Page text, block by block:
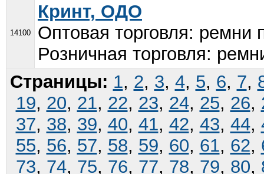
14100
Кринт, ОДО
Оптовая торговля:
Розничная торговля:
Страницы: 1, 2, 3, 4, 5, 6, 7,
19, 20, 21, 22, 23, 24, 25, 26,
37, 38, 39, 40, 41, 42, 43, 44,
55, 56, 57, 58, 59, 60, 61, 62,
73, 74, 75, 76, 77, 78, 79, 80,